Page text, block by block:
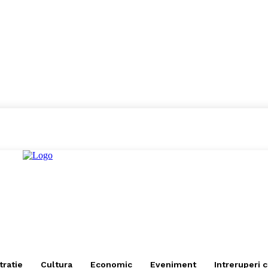
Cultura Economic Eveniment Intreruperi